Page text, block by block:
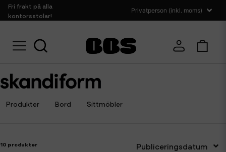
Fri frakt på alla
kontorsstolar!
Hem Skandiform
Produkter Bord Sittmöbler
10 produkter Publiceringsdatum